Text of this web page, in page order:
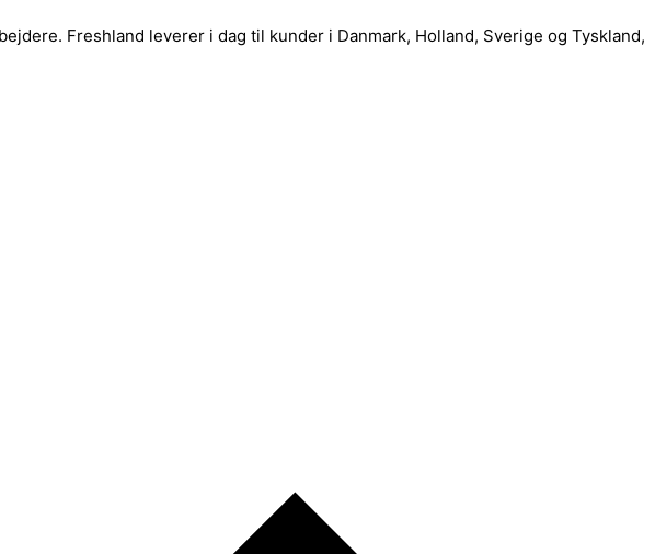
Freshland leverer i dag til kunder i Danmark, Holland, Sverige og Tyskland,